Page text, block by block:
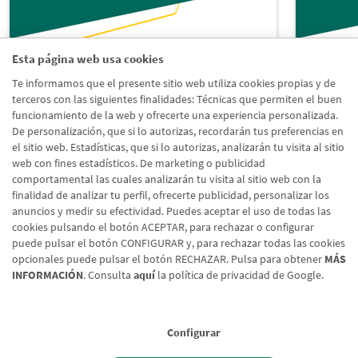
Esta página web usa cookies
Te informamos que el presente sitio web utiliza cookies propias y de
terceros con las siguientes finalidades: Técnicas que permiten el buen
funcionamiento de la web y ofrecerte una experiencia personalizada.
De personalización, que si lo autorizas, recordarán tus preferencias en
el sitio web. Estadísticas, que si lo autorizas, analizarán tu visita al sitio
web con fines estadísticos. De marketing o publicidad
comportamental las cuales analizarán tu visita al sitio web con la
finalidad de analizar tu perfil, ofrecerte publicidad, personalizar los
anuncios y medir su efectividad. Puedes aceptar el uso de todas las
cookies pulsando el botón ACEPTAR, para rechazar o configurar
puede pulsar el botón CONFIGURAR y, para rechazar todas las cookies
opcionales puede pulsar el botón RECHAZAR. Pulsa para obtener MÁS
INFORMACIÓN. Consulta aquíla política de privacidad de Google.
Configurar
Blog Particulares
Actualidad, promociones,
recomendaciones y mucho más
Acceder al blog
Blog
Toda